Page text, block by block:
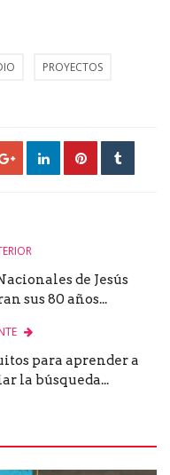
PROYECTOS
de Jesús
sus 80 años...
para aprender a
la búsqueda...